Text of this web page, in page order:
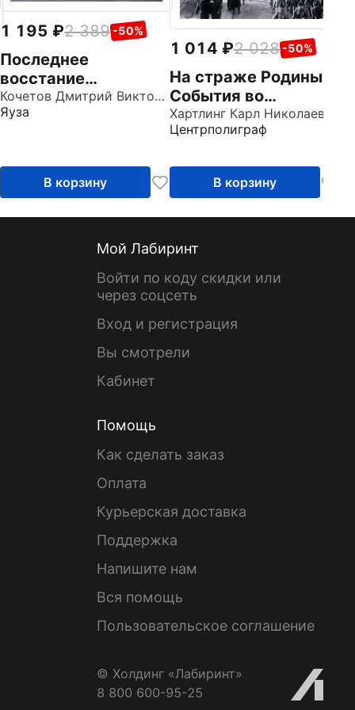
1 195 2 389 -50%
Последнее
восстание
крепостных
Кочетов Дмитрий Викторович
Яуза
В корзину
1 014 2 028 -50%
На страже Родины.
События во
Владивостоке.
Конец 1919 - начало
Центрполиграф
В корзину
Мой Лабиринт
Войти по коду скидки или
через соцсеть
Вход и регистрация
Вы смотрели
Кабинет
Помощь
Как сделать заказ
Оплата
Курьерская доставка
Поддержка
Напишите нам
Вся помощь
Пользовательское соглашение
© Холдинг «Лабиринт»
8 800 600-95-25